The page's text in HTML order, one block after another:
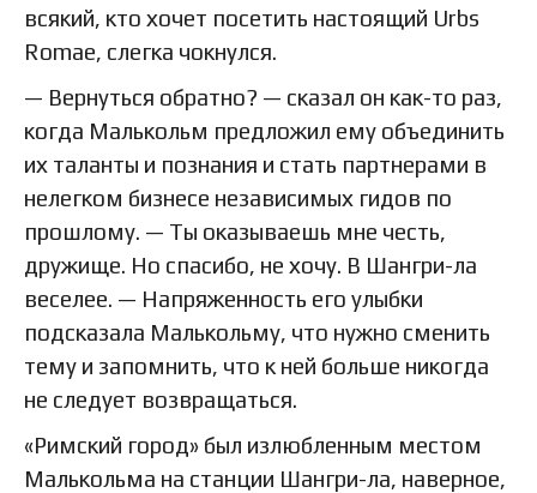
всякий, кто хочет посетить настоящий Urbs
Romae, слегка чокнулся.
— Вернуться обратно? — сказал он как-то раз,
когда Малькольм предложил ему объединить
их таланты и познания и стать партнерами в
нелегком бизнесе независимых гидов по
прошлому. — Ты оказываешь мне честь,
дружище. Но спасибо, не хочу. В Шангри-ла
веселее. — Напряженность его улыбки
подсказала Малькольму, что нужно сменить
тему и запомнить, что к ней больше никогда
не следует возвращаться.
«Римский город» был излюбленным местом
Малькольма на станции Шангри-ла, наверное,